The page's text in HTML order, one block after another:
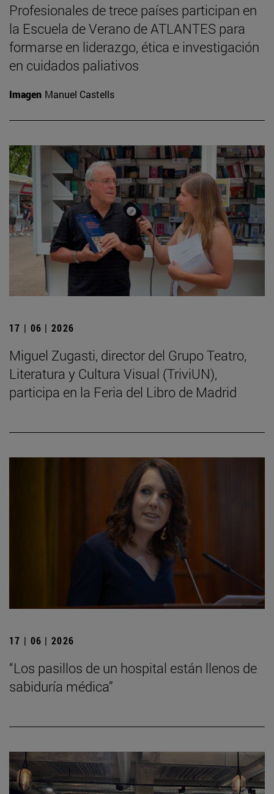
Profesionales de trece países participan en
la Escuela de Verano de ATLANTES para
formarse en liderazgo, ética e investigación
en cuidados paliativos
Imagen Manuel Castells
17 | 06 | 2026
Miguel Zugasti, director del Grupo Teatro,
Literatura y Cultura Visual (TriviUN),
participa en la Feria del Libro de Madrid
17 | 06 | 2026
“Los pasillos de un hospital están llenos de
sabiduría médica”